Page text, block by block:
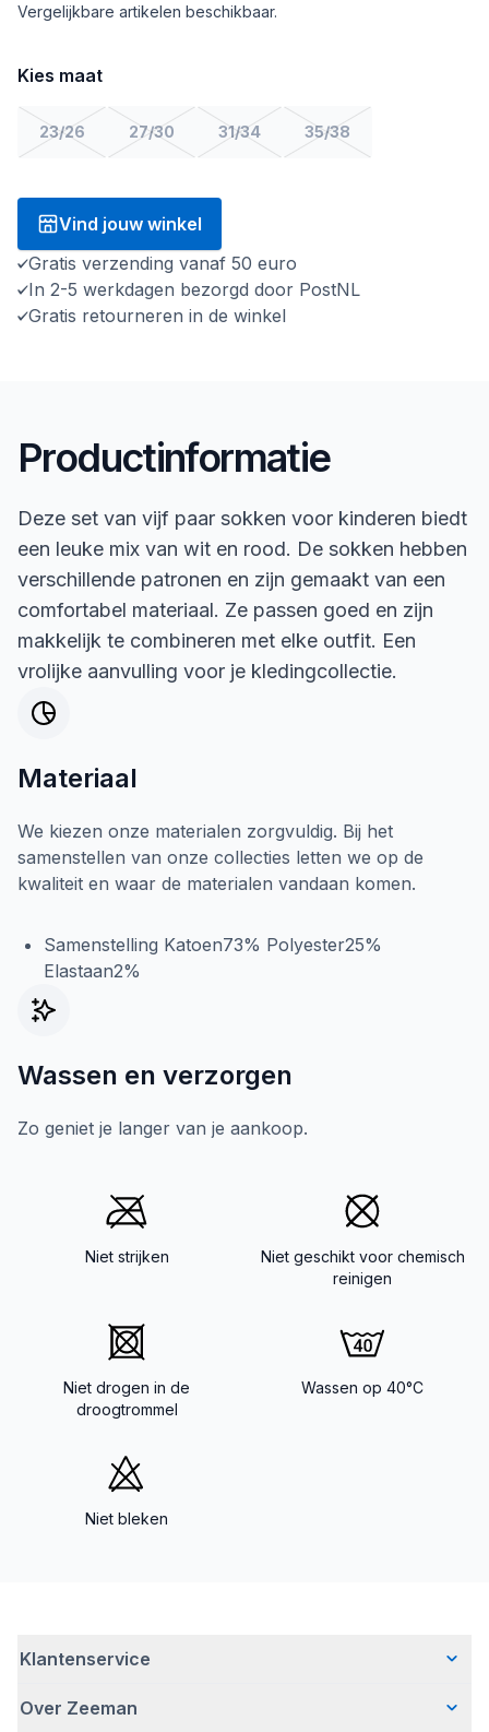
Vergelijkbare artikelen beschikbaar.
Kies maat
23/26 27/30 31/34 35/38
Vind jouw winkel
Gratis verzending vanaf 50 euro
In 2-5 werkdagen bezorgd door PostNL
Gratis retourneren in de winkel
Productinformatie
Deze set van vijf paar sokken voor kinderen biedt
een leuke mix van wit en rood. De sokken hebben
verschillende patronen en zijn gemaakt van een
comfortabel materiaal. Ze passen goed en zijn
makkelijk te combineren met elke outfit. Een
vrolijke aanvulling voor je kledingcollectie.
Materiaal
We kiezen onze materialen zorgvuldig. Bij het
samenstellen van onze collecties letten we op de
kwaliteit en waar de materialen vandaan komen.
Samenstelling Katoen73% Polyester25%
Elastaan2%
Wassen en verzorgen
Zo geniet je langer van je aankoop.
Niet strijken
Niet geschikt voor chemisch
reinigen
Niet drogen in de
droogtrommel
Wassen op 40°C
Niet bleken
Klantenservice
Veelgestelde vragen
Over Zeeman